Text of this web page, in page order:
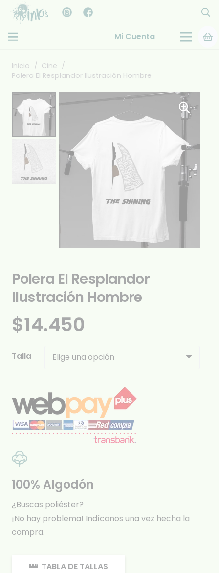
Mi Cuenta
Inicio / Cine /
Polera El Resplandor Ilustración Hombre
Polera El Resplandor
Ilustración Hombre
$14.450
Talla
100% Algodón
¿Buscas poliéster?
¡No hay problema! Indícanos una vez hecha la
compra.
TABLA DE TALLAS